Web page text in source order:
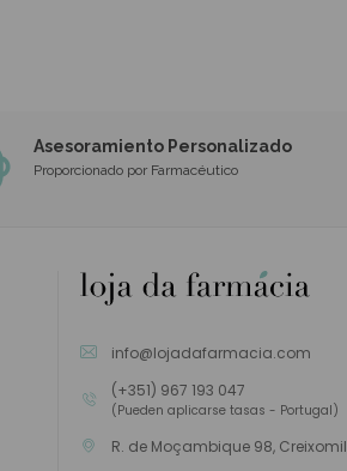
Asesoramiento Personalizado
Proporcionado por Farmacéutico
info@lojadafarmacia.com
(+351) 967 193 047
(Pueden aplicarse tasas - Portugal)
R. de Moçambique 98, Creixomil